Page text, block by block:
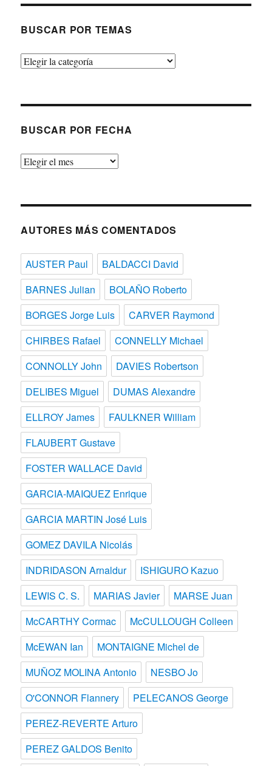
BUSCAR POR TEMAS
Buscar
BUSCAR POR FECHA
Buscar
AUTORES MÁS COMENTADOS
AUSTER Paul
BALDACCI David
BARNES Julian
BOLAÑO Roberto
BORGES Jorge Luis
CARVER Raymond
CHIRBES Rafael
CONNELLY Michael
CONNOLLY John
DAVIES Robertson
DELIBES Miguel
DUMAS Alexandre
ELLROY James
FAULKNER William
FLAUBERT Gustave
FOSTER WALLACE David
GARCIA-MAIQUEZ Enrique
GARCIA MARTIN José Luis
GOMEZ DAVILA Nicolás
INDRIDASON Arnaldur
ISHIGURO Kazuo
LEWIS C. S.
MARIAS Javier
MARSE Juan
McCARTHY Cormac
McCULLOUGH Colleen
McEWAN Ian
MONTAIGNE Michel de
MUÑOZ MOLINA Antonio
NESBO Jo
O'CONNOR Flannery
PELECANOS George
PEREZ-REVERTE Arturo
PEREZ GALDOS Benito